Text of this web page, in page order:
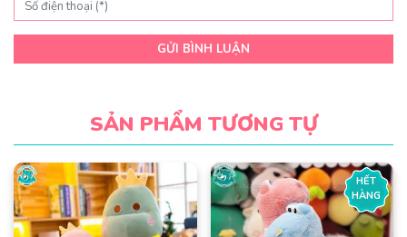
GỬI BÌNH LUẬN
SẢN PHẨM TƯƠNG TỰ
HẾT
HÀNG